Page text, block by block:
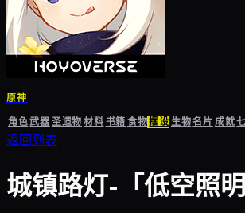
原神
角色武器圣遗物材料书籍食物摆设生物名片成就
返回列表
城镇路灯-「低空照明